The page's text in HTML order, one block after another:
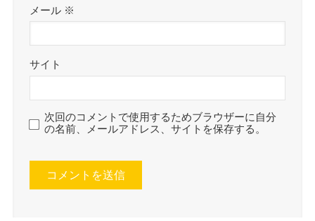
メール ※
サイト
次回のコメントで使用するためブラウザーに自分
の名前、メールアドレス、サイトを保存する。